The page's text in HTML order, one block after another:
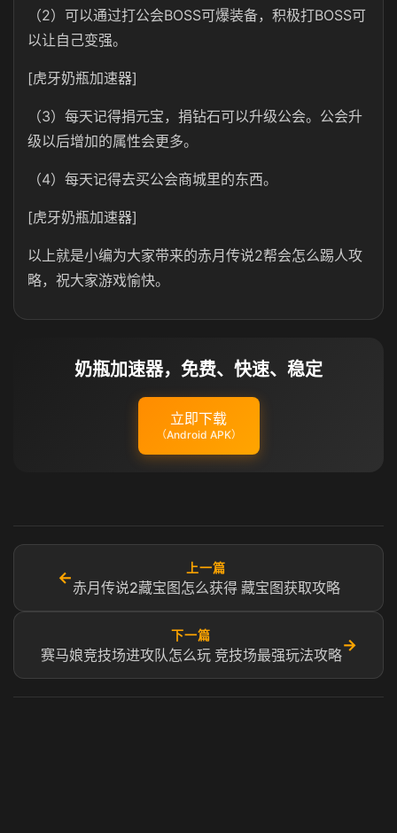
（2）可以通过打公会BOSS可爆装备，积极打BOSS可
以让自己变强。
[虎牙奶瓶加速器]
（3）每天记得捐元宝，捐钻石可以升级公会。公会升
级以后增加的属性会更多。
（4）每天记得去买公会商城里的东西。
[虎牙奶瓶加速器]
以上就是小编为大家带来的赤月传说2帮会怎么踢人攻
略，祝大家游戏愉快。
奶瓶加速器，免费、快速、稳定
立即下载
（Android APK）
←
上一篇
赤月传说2藏宝图怎么获得 藏宝图获取攻略
下一篇
赛马娘竞技场进攻队怎么玩 竞技场最强玩法攻略
→